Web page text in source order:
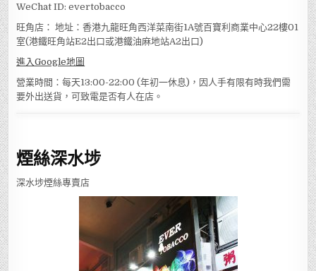
WeChat ID: evertobacco
旺角店： 地址：香港九龍旺角西洋菜南街1A號百寶利商業中心22樓01
室(港鐵旺角站E2出口或港鐵油麻地站A2出口)
進入Google地圖
營業時間：每天13:00-22:00 (年初一休息)，因人手有限有時我們需
要外出送貨，可致電是否有人在店。
煙絲深水埗
深水埗煙絲專賣店